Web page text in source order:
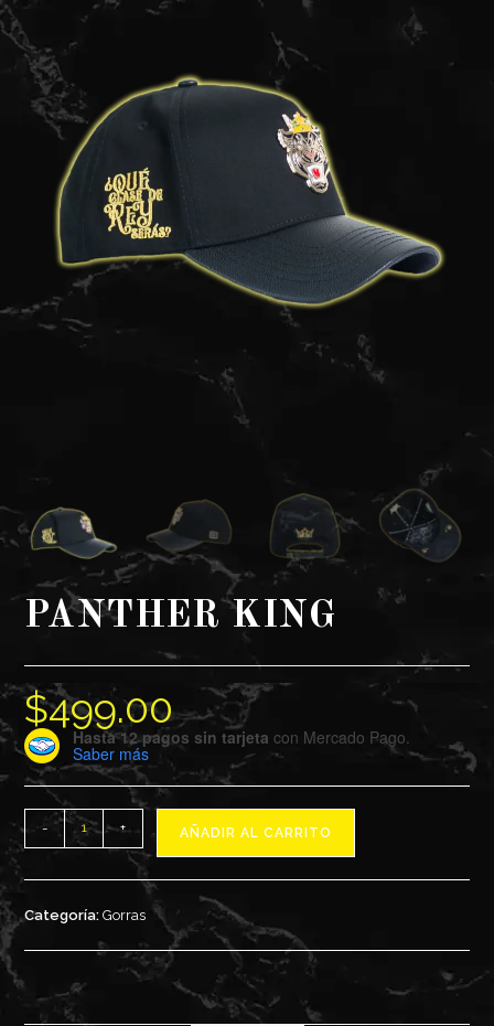
PANTHER KING
$499.00
Hasta 12 pagos sin tarjeta con Mercado Pago.
Saber más
PANTHER
KING
cantidad
- + AÑADIR AL CARRITO
Categoría:Gorras